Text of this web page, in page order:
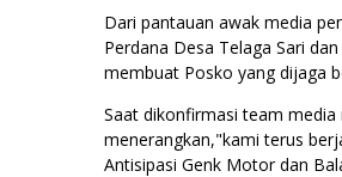
Dari pantauan awak media
Perdana Desa Telaga Sari
membuat Posko yang dijaga
Saat dikonfirmasi team media
menerangkan,"kami terus
Antisipasi Genk Motor dan